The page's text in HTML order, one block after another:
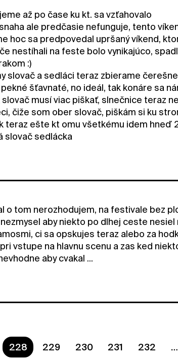
až po čase ku kt. sa vzťahovalo
ale predčasie nefunguje, tento
hoc sa predpovedal upršaný víkend,
nestíhali na feste bolo vynikajúco,
:)
slovač a sedláci teraz zbierame
šťavnaté, no ideál, tak konáre sa
musí viac piškať, slnečnice teraz
čiže som ober slovač, piškám si ku
ešte kt omu všetkému idem hneď
slovač sedlácka
o tom nerozhodujem, na festivale bez
aby niekto po dlhej ceste
ci sa opskujes teraz alebo za
vstupe na hlavnu scenu a zas ked
aby cvakal ...
Ste na strane
228 229 230 231 232